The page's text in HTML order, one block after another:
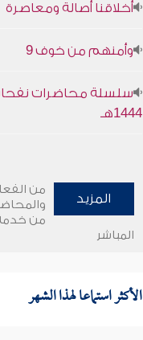
أخلاقنا أصالة ومعاصرة
وأمنهم من خوف 9
سلسلة محاضرات
1444هـ
المزيد
من
من
المباشر
الأكثر استماعا لهذا الشهر